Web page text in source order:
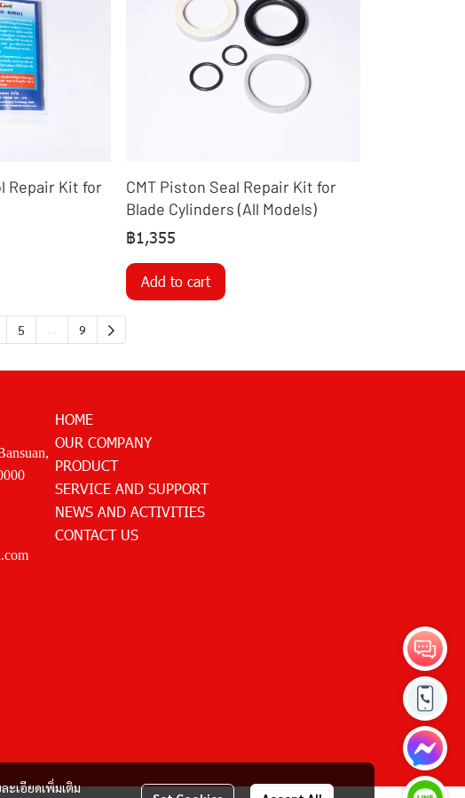
Repair Kit for
CMT Piston Seal Repair Kit for
Blade Cylinders (All Models)
฿1,355
Add to cart
5 9
ะเอียดเพิ่มเติม
HOME
OUR COMPANY
PRODUCT
SERVICE AND SUPPORT
NEWS AND ACTIVITIES
CONTACT US